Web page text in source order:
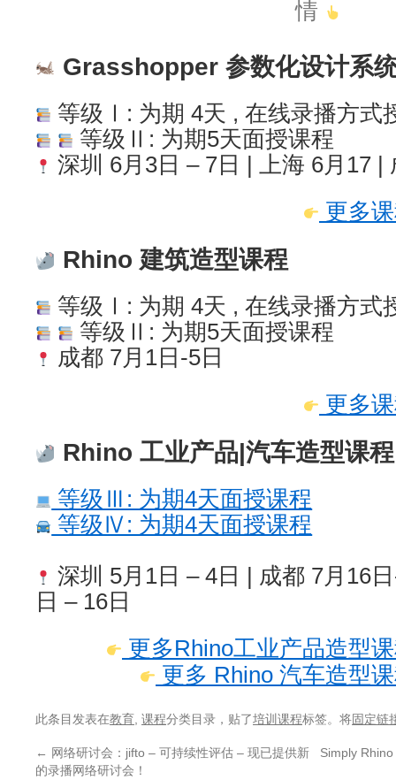
情
Grasshopper 参数化设计系
等级Ⅰ: 为期 4天 , 在线录播方式
等级Ⅱ: 为期5天面授课程
深圳 6月3日 – 7日 | 上海 6月17 |
更多
Rhino 建筑造型课程
等级Ⅰ: 为期 4天 , 在线录播方式
等级Ⅱ: 为期5天面授课程
成都 7月1日-5日
更多
Rhino 工业产品|汽车造型课程
等级Ⅲ: 为期4天面授课程
等级Ⅳ: 为期4天面授课程
深圳 5月1日 – 4日 | 成都 7月16
日 – 16日
更多Rhino工业产品造型
更多 Rhino 汽车造型
此条目发表在教育 课程分类目录，贴了培训课程标签。将固定链
← 网络研讨会：jifto – 可持续性评估 – 现已提供新
的录播网络研讨会！
Simply